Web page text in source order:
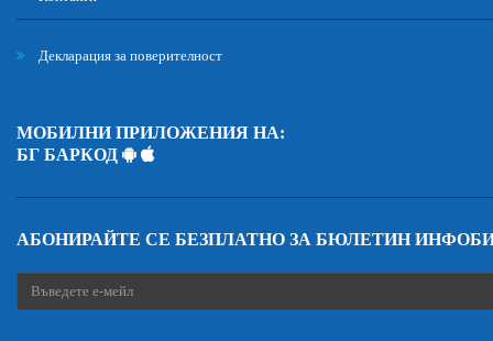
Декларация за поверителност
МОБИЛНИ ПРИЛОЖЕНИЯ НА:
БГ БАРКОД
АБОНИРАЙТЕ СЕ БЕЗПЛАТНО ЗА БЮЛЕТИН